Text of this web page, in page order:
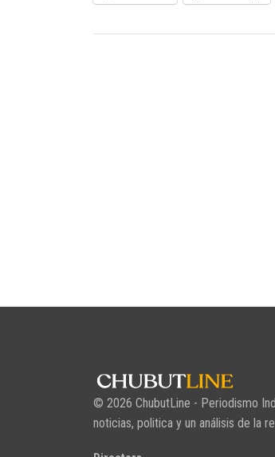
© 2026 ChubutLine - Periodismo
noticias, politica y un análisis de la